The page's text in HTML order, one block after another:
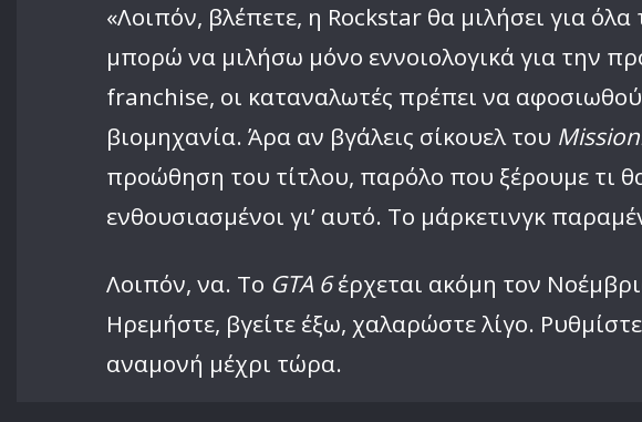
«Λοιπόν, βλέπετε, η Rockstar θα μιλήσει για
μπορώ να μιλήσω μόνο εννοιολογικά για την
franchise, οι καταναλωτές πρέπει να
βιομηχανία. Άρα αν βγάλεις σίκουελ του
προώθηση του τίτλου, παρόλο που ξέρουμε τι
ενθουσιασμένοι γι’ αυτό. Το μάρκετινγκ
Λοιπόν, να. Το GTA 6έρχεται ακόμη τον
Ηρεμήστε, βγείτε έξω, χαλαρώστε λίγο.
αναμονή μέχρι τώρα.